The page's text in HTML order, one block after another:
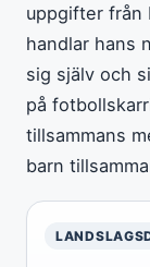
uppgifter från
handlar hans
sig själv och
på
tillsammans
barn